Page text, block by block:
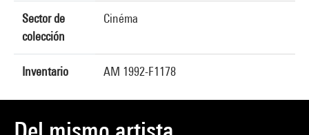
Sector de
colección
Cinéma
Inventario AM 1992-F1178